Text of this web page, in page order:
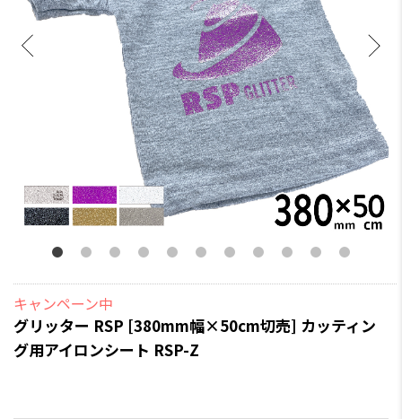
キャンペーン中
グリッター RSP [380mm幅×50cm切売] カッティン
グ用アイロンシート RSP-Z